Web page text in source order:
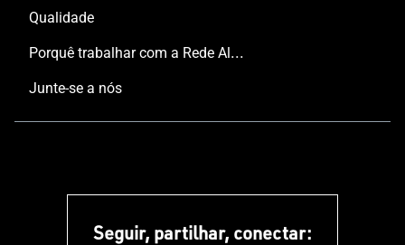
Qualidade
Porquê trabalhar com a Rede Aluminier TECHNAL?
Junte-se a nós
Seguir, partilhar, conectar: